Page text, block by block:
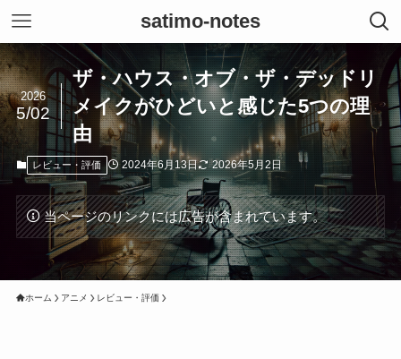
satimo-notes
ザ・ハウス・オブ・ザ・デッドリ
メイクがひどいと感じた5つの理
由
2026
5/02
レビュー・評価 2024年6月13日 2026年5月2日
当ページのリンクには広告が含まれています。
ホーム アニメ レビュー・評価